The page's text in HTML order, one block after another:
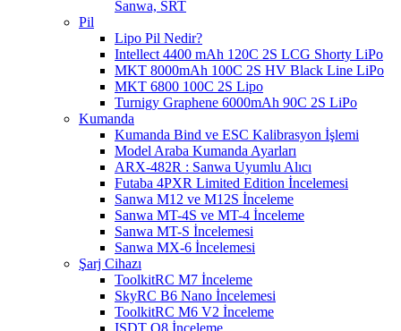
Sanwa, SRT
Pil
Lipo Pil Nedir?
Intellect 4400 mAh 120C 2S LCG Shorty LiPo
MKT 8000mAh 100C 2S HV Black Line LiPo
MKT 6800 100C 2S Lipo
Turnigy Graphene 6000mAh 90C 2S LiPo
Kumanda
Kumanda Bind ve ESC Kalibrasyon İşlemi
Model Araba Kumanda Ayarları
ARX-482R : Sanwa Uyumlu Alıcı
Futaba 4PXR Limited Edition İncelemesi
Sanwa M12 ve M12S İnceleme
Sanwa MT-4S ve MT-4 İnceleme
Sanwa MT-S İncelemesi
Sanwa MX-6 İncelemesi
Şarj Cihazı
ToolkitRC M7 İnceleme
SkyRC B6 Nano İncelemesi
ToolkitRC M6 V2 İnceleme
ISDT Q8 İnceleme